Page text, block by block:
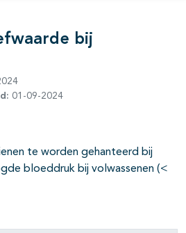
bij
01-09-2024
te worden gehanteerd bij
bloeddruk bij volwassenen (<